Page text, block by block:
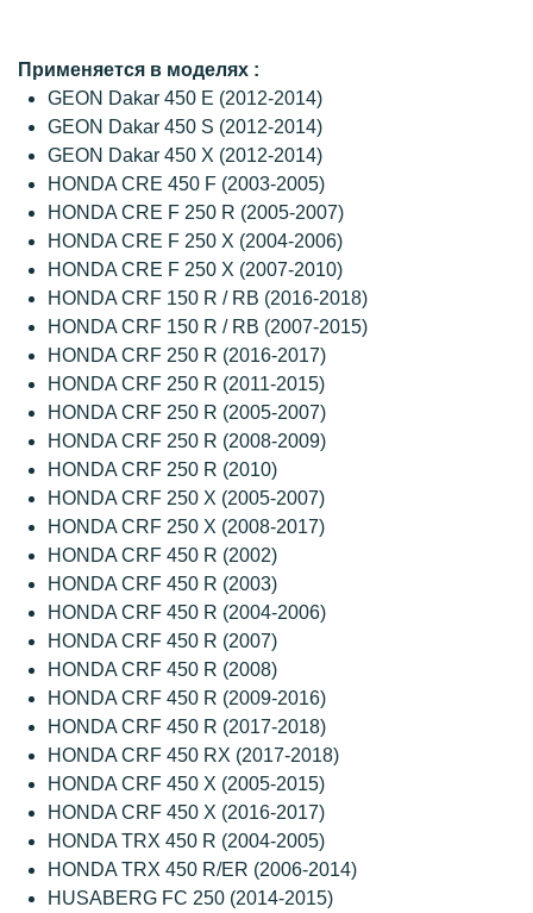
Применяется в моделях :
GEON Dakar 450 E (2012-2014)
GEON Dakar 450 S (2012-2014)
GEON Dakar 450 X (2012-2014)
HONDA CRE 450 F (2003-2005)
HONDA CRE F 250 R (2005-2007)
HONDA CRE F 250 X (2004-2006)
HONDA CRE F 250 X (2007-2010)
HONDA CRF 150 R / RB (2016-2018)
HONDA CRF 150 R / RB (2007-2015)
HONDA CRF 250 R (2016-2017)
HONDA CRF 250 R (2011-2015)
HONDA CRF 250 R (2005-2007)
HONDA CRF 250 R (2008-2009)
HONDA CRF 250 R (2010)
HONDA CRF 250 X (2005-2007)
HONDA CRF 250 X (2008-2017)
HONDA CRF 450 R (2002)
HONDA CRF 450 R (2003)
HONDA CRF 450 R (2004-2006)
HONDA CRF 450 R (2007)
HONDA CRF 450 R (2008)
HONDA CRF 450 R (2009-2016)
HONDA CRF 450 R (2017-2018)
HONDA CRF 450 RX (2017-2018)
HONDA CRF 450 X (2005-2015)
HONDA CRF 450 X (2016-2017)
HONDA TRX 450 R (2004-2005)
HONDA TRX 450 R/ER (2006-2014)
HUSABERG FC 250 (2014-2015)